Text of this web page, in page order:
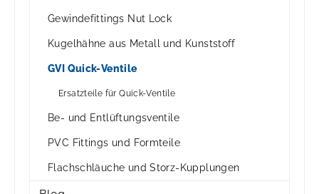
Gewindefittings Nut Lock
Kugelhähne aus Metall und Kunststoff
GVI Quick-Ventile
Ersatzteile für Quick-Ventile
Be- und Entlüftungsventile
PVC Fittings und Formteile
Flachschläuche und Storz-Kupplungen